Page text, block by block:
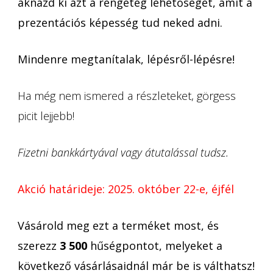
prezentációs képesség tud neked adni.
Mindenre megtanítalak, lépésről-lépésre!
Ha még nem ismered a részleteket, görgess
picit lejjebb!
Fizetni bankkártyával vagy átutalással tudsz.
Akció határideje: 2025. október 22-e, éjfél
Vásárold meg ezt a terméket most, és
szerezz 3 500 hűségpontot, melyeket a
következő vásárlásaidnál már be is válthatsz!